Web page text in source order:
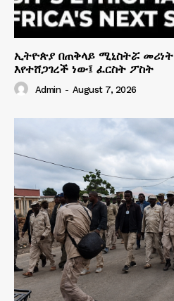
ኢትዮጵያ በጠቅላይ ሚኒስትሯ መሪነት
እየተሸጋገረች ነው፤ ፈርስት ፖስት
Admin - August 7, 2026